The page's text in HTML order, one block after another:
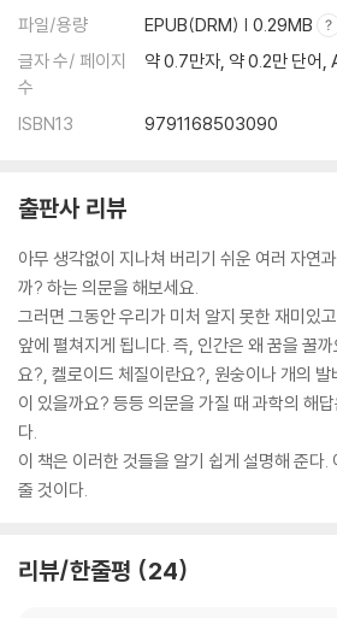
파일/용량
EPUB(DRM) | 0.29MB
글자 수/ 페이지
수
약 0.7만자, 약 0.2만 단어,
ISBN13 9791168503090
출판사 리뷰
아무 생각없이 지나쳐 버리기 쉬운 여러 자연
까? 하는 의문을 해보세요.
그러면 그동안 우리가 미처 알지 못한 재미있
앞에 펼쳐지게 됩니다. 즉, 인간은 왜 꿈을 꿀
요?, 켈로이드 체질이란요?, 원숭이나 개의
이 있을까요? 등등 의문을 가질 때 과학의 해
다.
이 책은 이러한 것들을 알기 쉽게 설명해 준다.
줄 것이다.
리뷰/한줄평 24